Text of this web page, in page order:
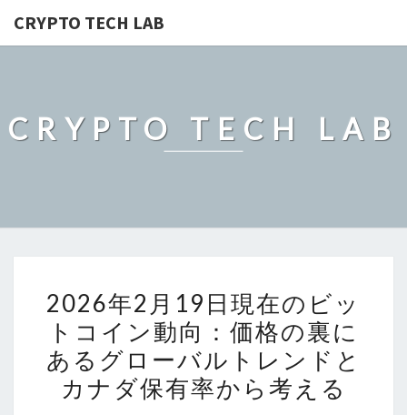
CRYPTO TECH LAB
CRYPTO TECH LAB
年
月
19
日
2026年2月19日現在のビッ
トコイン動向：価格の裏に
あるグローバルトレンドと
カナダ保有率から考える